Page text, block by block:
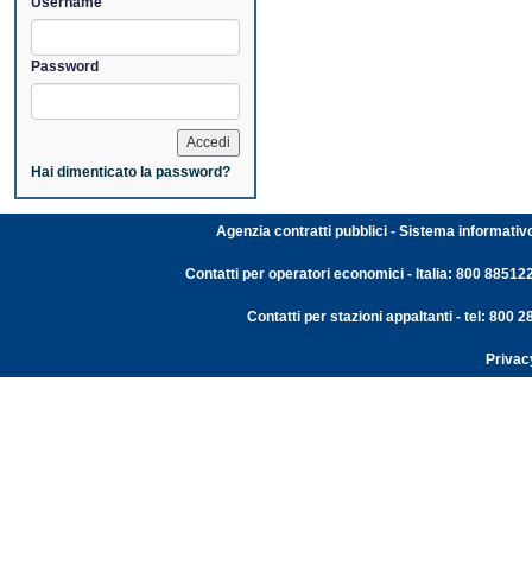
Password
Hai dimenticato la password?
Agenzia contratti pubblici - Sistema
Contatti per operatori economici - Italia: 800
Contatti per stazioni appaltanti - tel: 800